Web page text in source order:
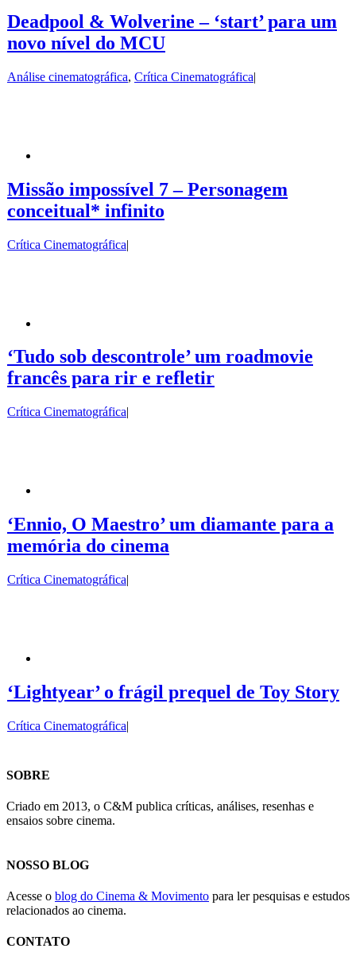
Deadpool & Wolverine – ‘start’ para um
novo nível do MCU
Análise cinematográfica, Crítica Cinematográfica|
Missão impossível 7 – Personagem
conceitual* infinito
Crítica Cinematográfica|
‘Tudo sob descontrole’ um roadmovie
francês para rir e refletir
Crítica Cinematográfica|
‘Ennio, O Maestro’ um diamante para a
memória do cinema
Crítica Cinematográfica|
‘Lightyear’ o frágil prequel de Toy Story
Crítica Cinematográfica|
SOBRE
Criado em 2013, o C&M publica críticas, análises, resenhas e
ensaios sobre cinema.
NOSSO BLOG
Acesse o blog do Cinema & Movimento para ler pesquisas e estudos
relacionados ao cinema.
CONTATO